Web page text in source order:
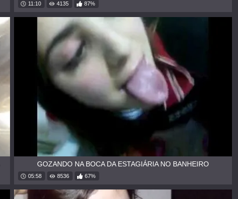
11:10 4135 87%
GOZANDO NA BOCA DA ESTAGIÁRIA NO BANHEIRO
05:58 8536 67%